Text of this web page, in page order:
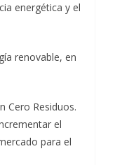
energética y el
renovable, en
Cero Residuos.
el
para el